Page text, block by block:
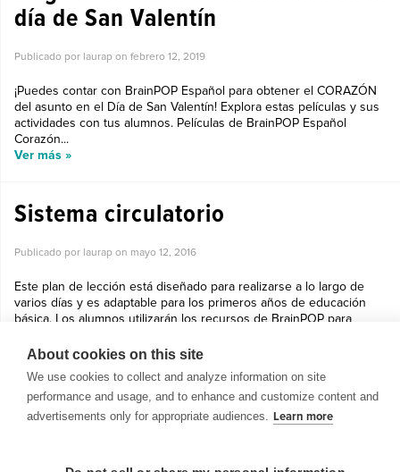
día de San Valentín
Publicado por laurap on febrero 12, 2019
¡Puedes contar con BrainPOP Español para obtener el CORAZÓN
del asunto en el Día de San Valentín! Explora estas películas y sus
actividades con tus alumnos. Películas de BrainPOP Español
Corazón...
Ver más »
Sistema circulatorio
Publicado por laurap on mayo 12, 2016
Este plan de lección está diseñado para realizarse a lo largo de
varios días y es adaptable para los primeros años de educación
básica. Los alumnos utilizarán los recursos de BrainPOP para
Ver más »
About cookies on this site
We use cookies to collect and analyze information on site
performance and usage, and to enhance and customize content and
advertisements only for appropriate audiences. Learn more